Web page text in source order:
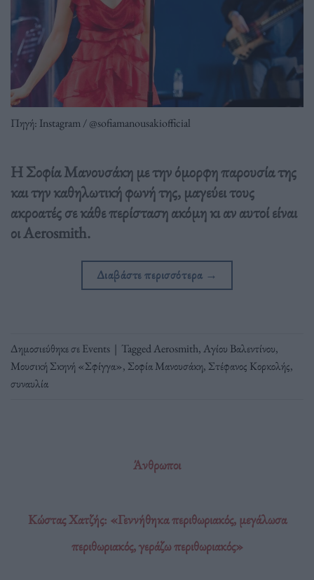
Πηγή: Instagram / @sofiamanousakiofficial
Η Σοφία Μανουσάκη με την όμορφη παρουσία της
και την καθηλωτική φωνή της, μαγεύει τους
ακροατές σε κάθε περίσταση ακόμη κι αν αυτοί είναι
οι Aerosmith.
Διαβάστε περισσότερα →
Δημοσιεύθηκε σεEvents | TaggedAerosmith,Αγίου Βαλεντίνου,
Μουσική Σκηνή «Σφίγγα», Σοφία Μανουσάκη, Στέφανος Κορκολής,
συναυλία
Άνθρωποι
Κώστας Χατζής: «Γεννήθηκα περιθωριακός, μεγάλωσα
περιθωριακός, γεράζω περιθωριακός»